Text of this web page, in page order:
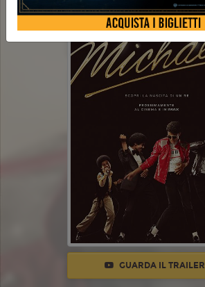
GUARDA IL TRAILER